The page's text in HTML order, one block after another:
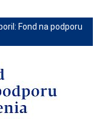
Fond na podporu